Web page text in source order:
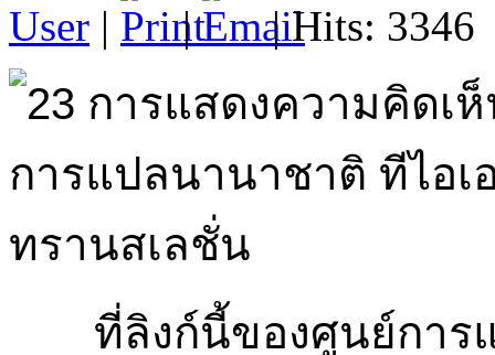
User | | | Hits: 3346
ที่ลิงก์นี้ของศูนย์การแ